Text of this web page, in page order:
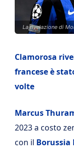
La rivelazione di
Clamorosa
francese è
volte
Marcus
2023 a costo
con il Borussia